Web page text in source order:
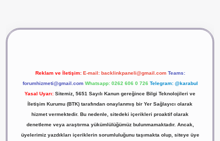
Reklam ve İletişim: E-mail: backlinkpaneli@gmail.com Teams:
forumhizmeti@gmail.com Whatsapp: 0262 606 0 726 Telegram: @karabul
Yasal Uyarı: Sitemiz, 5651 Sayılı Kanun gereğince Bilgi Teknolojileri ve
İletişim Kurumu (BTK) tarafından onaylanmış bir Yer Sağlayıcı olarak
hizmet vermektedir. Bu nedenle, sitedeki içerikleri proaktif olarak
denetleme veya araştırma yükümlülüğümüz bulunmamaktadır. Ancak,
üyelerimiz yazdıkları içeriklerin sorumluluğunu taşımakta olup, siteye üye